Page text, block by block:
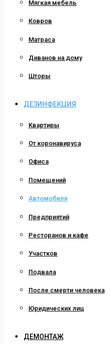
Мягкая мебель
Ковров
Матраса
Диванов на дому
Шторы
ДЕЗИНФЕКЦИЯ
Квартиры
От коронавируса
Офиса
Помещений
Автомобиля
Предприятий
Ресторанов и кафе
Участков
Подвала
После смерти человека
Юридических лиц
ДЕМОНТАЖ